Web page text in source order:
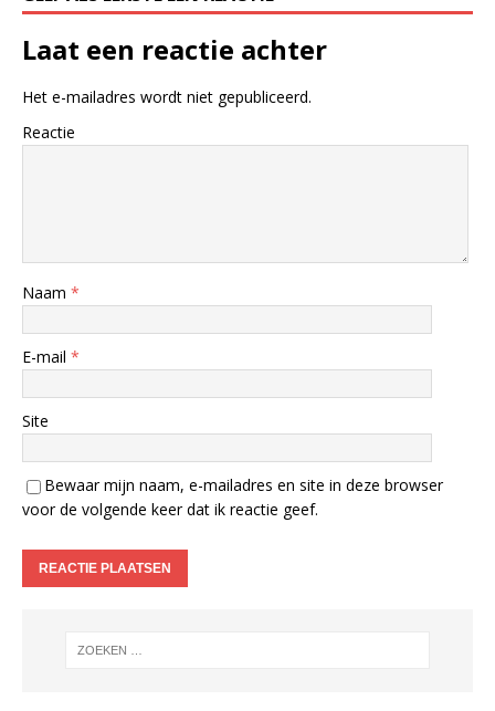
Laat een reactie achter
Het e-mailadres wordt niet gepubliceerd.
Reactie
Naam *
E-mail *
Site
Bewaar mijn naam, e-mailadres en site in deze browser
voor de volgende keer dat ik reactie geef.